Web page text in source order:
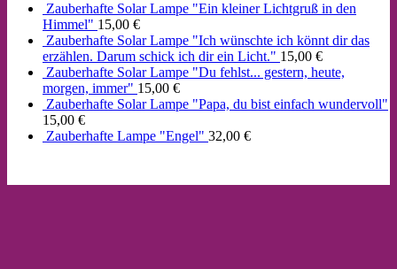
Zauberhafte Solar Lampe "Ein kleiner Lichtgruß in den
Himmel" 15,00 €
Zauberhafte Solar Lampe "Ich wünschte ich könnt dir das
erzählen. Darum schick ich dir ein Licht." 15,00 €
Zauberhafte Solar Lampe "Du fehlst... gestern, heute,
morgen, immer" 15,00 €
Zauberhafte Solar Lampe "Papa, du bist einfach wundervoll"
15,00 €
Zauberhafte Lampe "Engel" 32,00 €